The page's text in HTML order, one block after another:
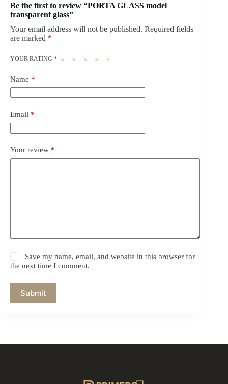
Be the first to review “PORTA GLASS model
transparent glass”
Your email address will not be published. Required fields
are marked *
YOUR RATING *
Name *
Email *
Your review *
Save my name, email, and website in this browser for
the next time I comment.
Submit